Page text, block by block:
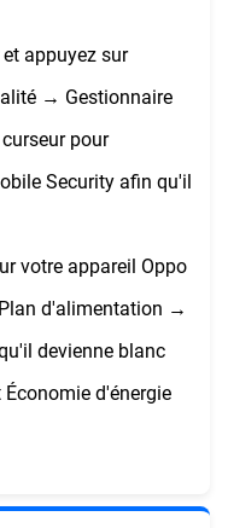
appuyez sur
→ Gestionnaire
pour
Security afin qu'il
votre appareil Oppo
d'alimentation →
devienne blanc
d'énergie